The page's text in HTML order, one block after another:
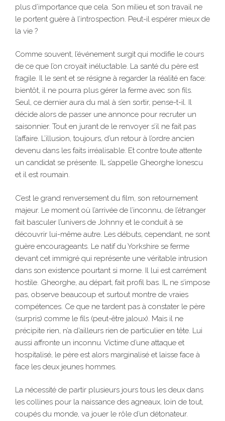
plus d’importance que cela. Son milieu et son travail ne
le portent guère à l’introspection. Peut-il espérer mieux de
la vie ?
Comme souvent, l’événement surgit qui modifie le cours
de ce que l’on croyait inéluctable. La santé du père est
fragile. Il le sent et se résigne à regarder la réalité en face:
bientôt, il ne pourra plus gérer la ferme avec son fils.
Seul, ce dernier aura du mal à s’en sortir, pense-t-il. Il
décide alors de passer une annonce pour recruter un
saisonnier. Tout en jurant de le renvoyer s’il ne fait pas
l’affaire. L’illusion, toujours, d’un retour à l’ordre ancien
devenu dans les faits irréalisable. Et contre toute attente
un candidat se présente. IL s’appelle Gheorghe Ionescu
et il est roumain.
​C’est le grand renversement du film, son retournement
majeur. Le moment où l’arrivée de l’inconnu, de l’étranger
fait basculer l’univers de Johnny et le conduit à se
découvrir lui-même autre. Les débuts, cependant, ne sont
guère encourageants. Le natif du Yorkshire se ferme
devant cet immigré qui représente une véritable intrusion
dans son existence pourtant si morne. Il lui est carrément
hostile. Gheorghe, au départ, fait profil bas. IL ne s’impose
pas, observe beaucoup et surtout montre de vraies
compétences. Ce que ne tardent pas à constater le père
(surpris) comme le fils (peut-être jaloux). Mais il ne
précipite rien, n’a d’ailleurs rien de particulier en tête. Lui
aussi affronte un inconnu. Victime d’une attaque et
hospitalisé, le père est alors marginalisé et laisse face à
face les deux jeunes hommes.
La nécessité de partir plusieurs jours tous les deux dans
les collines pour la naissance des agneaux, loin de tout,
coupés du monde, va jouer le rôle d’un détonateur.